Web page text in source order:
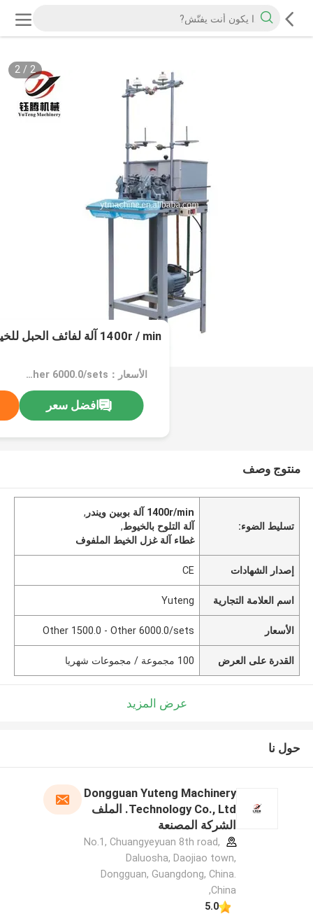
2
/
2
1400r / min آلة لفائف الحبل للخيوط
الأسعار：Other 1500.0 - Other 6000.0/sets
افضل سعر
منتوج وصف
تسليط الضوء:
1400r/min آلة بوبين ويندر
,
آلة التلوح بالخيوط,
غطاء آلة غزل الخيط الملفوف
إصدار الشهادات CE
اسم العلامة التجارية Yuteng
الأسعار Other 1500.0 - Other 6000.0/sets
القدرة على العرض 100 مجموعة / مجموعات شهريا
عرض المزيد
حول نا
Dongguan Yuteng Machinery
Technology Co., Ltd. الملف
الشركة المصنعة
No.1, Chuangyeyuan 8th road,
Daluosha, Daojiao town,
Dongguan, Guangdong, China.
,China
5.0